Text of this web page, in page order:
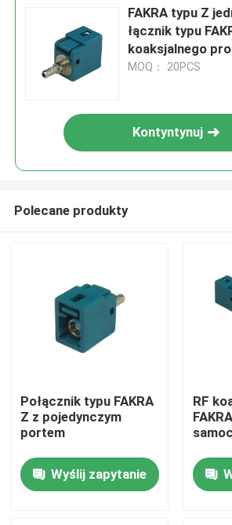
FAKRA typu Z
łącznik typu
koaksjalnego
MOQ： 20PCS
Kontyntynuj
Polecane produkty
Połącznik typu FAKRA
Z z pojedynczym
portem
Wyślij zapytanie
RF